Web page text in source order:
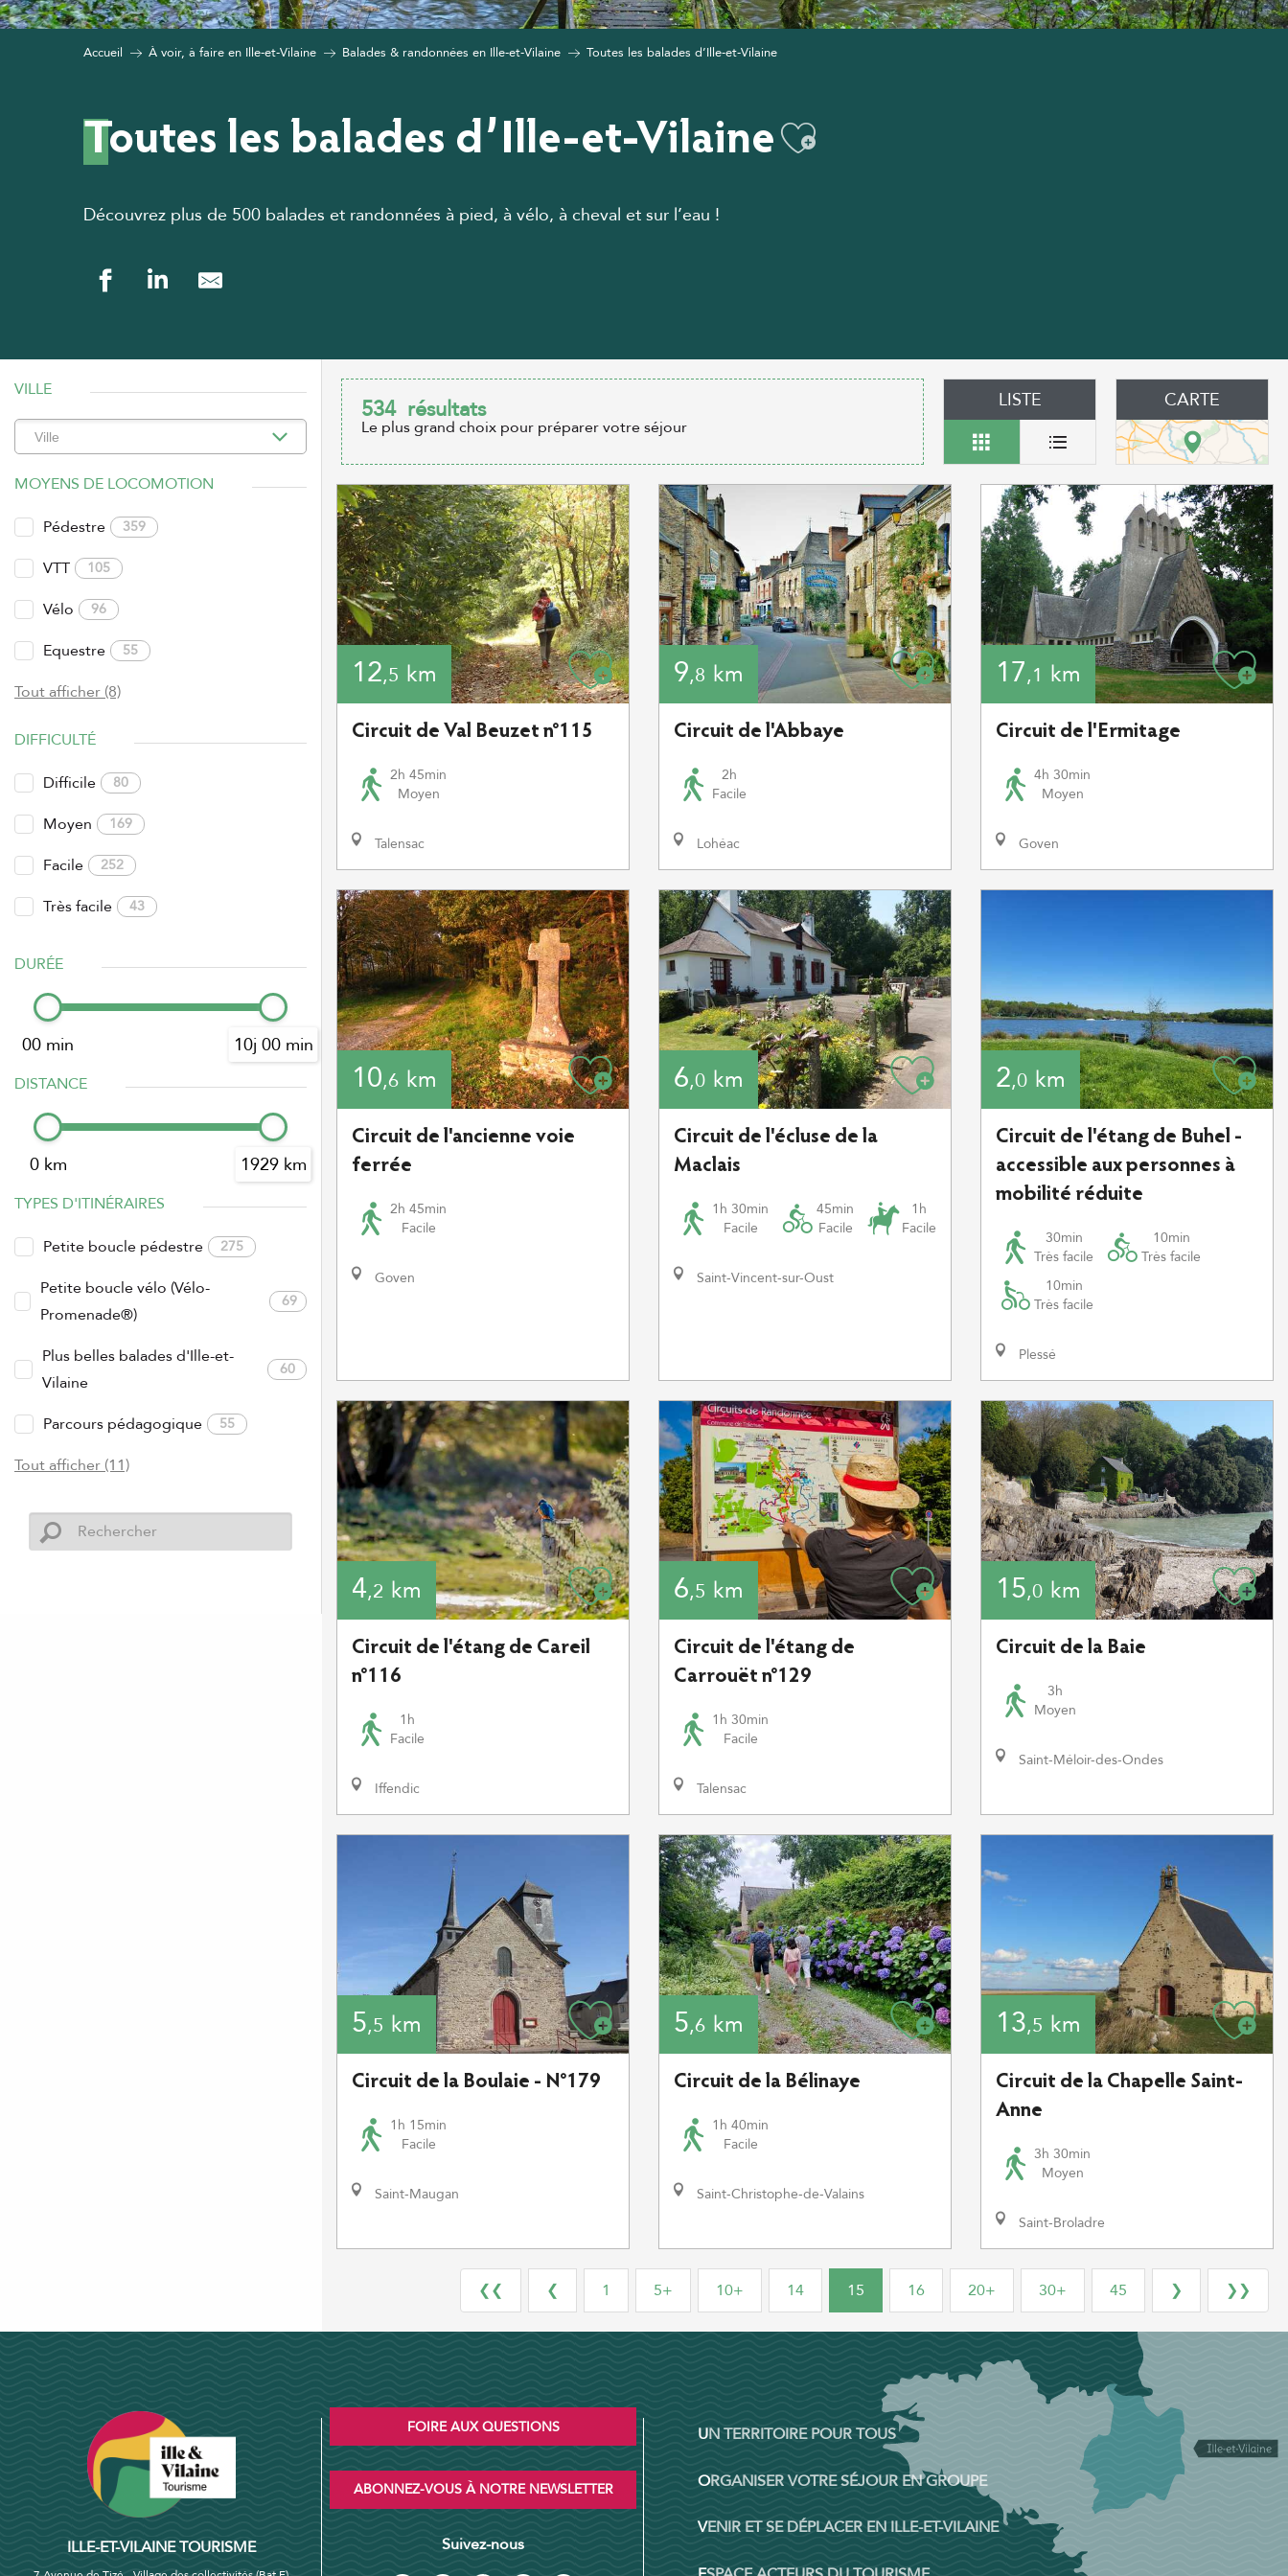
Accueil À voir, à faire en Ille-et-Vilaine Balades & randonnées en Ille-et-Vilaine Toutes les balades d’Ille-et-Vilaine
Toutes les balades d’Ille-et-VilaineAjouter aux favoris
Découvrez plus de 500 balades et randonnées à pied, à vélo, à cheval et sur l’eau !
VILLE
MOYENS DE LOCOMOTION
Pédestre 359
VTT 105
Vélo 96
Equestre 55
Tout afficher (8)
DIFFICULTÉ
Difficile 80
Moyen 169
Facile 252
Très facile 43
DURÉE
00 min 10j 00 min
DISTANCE
0 km 1929 km
TYPES D'ITINÉRAIRES
Petite boucle pédestre 275
Petite boucle vélo (Vélo-
Promenade®)
69
Plus belles balades d'Ille-et-
Vilaine
60
Parcours pédagogique 55
Tout afficher (11)
534 résultats
Le plus grand choix pour préparer votre séjour
LISTE CARTE
12,5 km
Circuit de Val Beuzet n°115
2h 45min
Moyen
Talensac
9,8 km
Circuit de l'Abbaye
2h
Facile
Lohéac
17,1 km
Circuit de l'Ermitage
4h 30min
Moyen
Goven
10,6 km
Circuit de l'ancienne voie
ferrée
2h 45min
Facile
Goven
6,0 km
Circuit de l'écluse de la
Maclais
1h 30min
Facile
45min
Facile
1h
Facile
Saint-Vincent-sur-Oust
2,0 km
Circuit de l'étang de Buhel -
accessible aux personnes à
mobilité réduite
30min
Très facile
10min
Très facile
10min
Très facile
Plessé
4,2 km
Circuit de l'étang de Careil
n°116
1h
Facile
Iffendic
6,5 km
Circuit de l'étang de
Carrouët n°129
1h 30min
Facile
Talensac
15,0 km
Circuit de la Baie
3h
Moyen
Saint-Méloir-des-Ondes
5,5 km
Circuit de la Boulaie - N°179
1h 15min
Facile
Saint-Maugan
5,6 km
Circuit de la Bélinaye
1h 40min
Facile
Saint-Christophe-de-Valains
13,5 km
Circuit de la Chapelle Saint-
Anne
3h 30min
Moyen
Saint-Broladre
❮❮ ❮ 1 5+ 10+ 14 15 16 20+ 30+ 45 ❯ ❯❯
ILLE-ET-VILAINE TOURISME
FOIRE AUX QUESTIONS
ABONNEZ-VOUS À NOTRE NEWSLETTER
Suivez-nous
UN TERRITOIRE POUR TOUS
ORGANISER VOTRE SÉJOUR EN GROUPE
VENIR ET SE DÉPLACER EN ILLE-ET-VILAINE